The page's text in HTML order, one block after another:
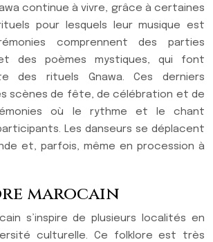
continue à vivre, grâce à certaines
pour lesquels leur musique est
comprennent des parties
et des poèmes mystiques, qui font
des rituels Gnawa. Ces derniers
scènes de fête, de célébration et de
où le rythme et le chant
Les danseurs se déplacent
et, parfois, même en procession à
marocain
s’inspire de plusieurs localités en
culturelle. Ce folklore est très